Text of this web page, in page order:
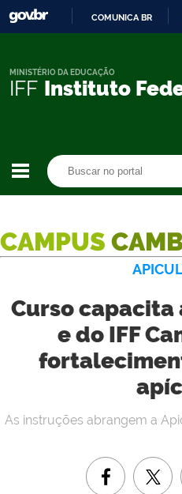
COMUNICA BR
IFF Instituto
MINISTÉRIO DA EDUCAÇÃO
CAMPUS
Curso capacita
e do IFF
As instruções abrangem a